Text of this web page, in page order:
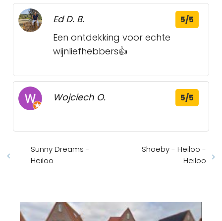
Ed D. B. 5/5
Een ontdekking voor echte
wijnliefhebbers👍
Wojciech O. 5/5
Sunny Dreams -
Heiloo
Shoeby - Heiloo -
Heiloo